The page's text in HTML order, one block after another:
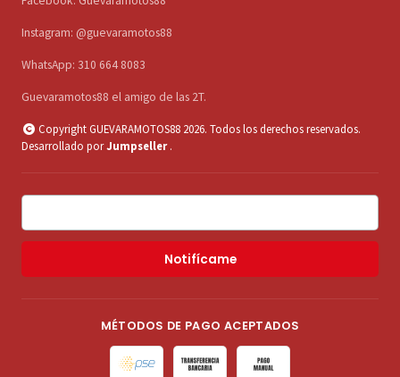
Instagram: @guevaramotos88
WhatsApp: 310 664 8083
Guevaramotos88 el amigo de las 2T.
Copyright GUEVARAMOTOS88 2026. Todos los derechos reservados.
Desarrollado porJumpseller .
Notifícame
MÉTODOS DE PAGO ACEPTADOS